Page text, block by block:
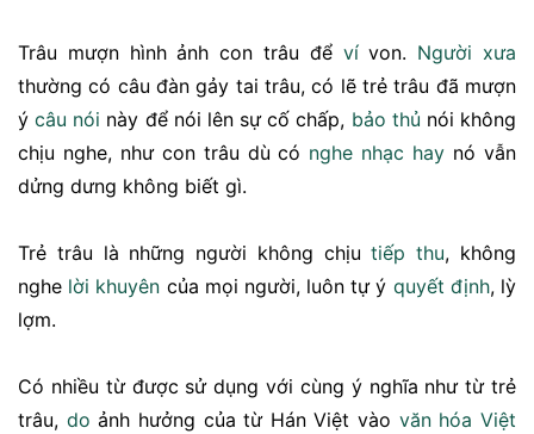
Trâu mượn hình ảnh con trâu để vívon. Người xưa
thường có câu đàn gảy tai trâu, có lẽ trẻ trâu đã mượn
ýcâu nói này để nói lên sự cố chấp, bảo thủ nói không
chịu nghe, như con trâu dù có nghe nhạc hay nó vẫn
dửng dưng không biết gì.
Trẻ trâu là những người không chịutiếp thu, không
nghe lời khuyên của mọi người, luôn tự ý quyết định, lỳ
lợm.
Có nhiều từ được sử dụng với cùng ý nghĩa như từ trẻ
trâu, do ảnh hưởng của từ Hán Việt vào văn hóa Việt